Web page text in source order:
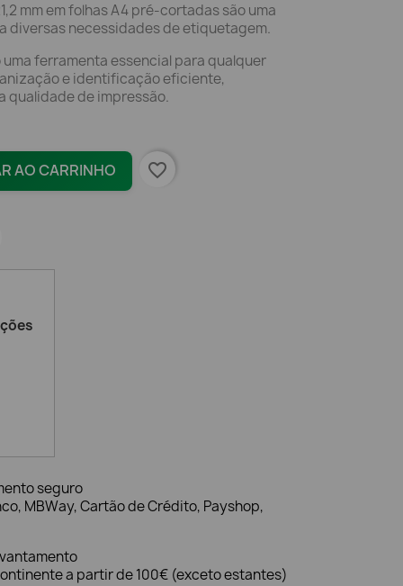
mm em folhas A4 pré-cortadas são uma
diversas necessidades de etiquetagem.
ferramenta essencial para qualquer
e identificação eficiente,
qualidade de impressão.
AO CARRINHO favorite_border
seguro
MBWay, Cartão de Crédito, Payshop,
a partir de 100€ (exceto estantes)